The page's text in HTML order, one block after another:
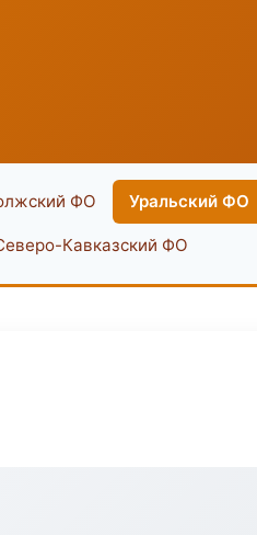
ФО Уральский ФО
Кавказский ФО